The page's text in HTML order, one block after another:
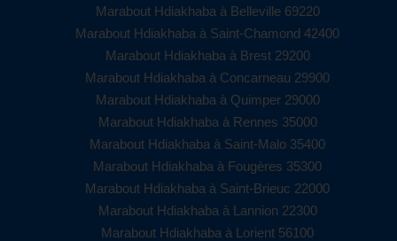
Marabout Hdiakhaba à Belleville 69220
Marabout Hdiakhaba à Saint-Chamond 42400
Marabout Hdiakhaba à Brest 29200
Marabout Hdiakhaba à Concarneau 29900
Marabout Hdiakhaba à Quimper 29000
Marabout Hdiakhaba à Rennes 35000
Marabout Hdiakhaba à Saint-Malo 35400
Marabout Hdiakhaba à Fougères 35300
Marabout Hdiakhaba à Saint-Brieuc 22000
Marabout Hdiakhaba à Lannion 22300
Marabout Hdiakhaba à Lorient 56100